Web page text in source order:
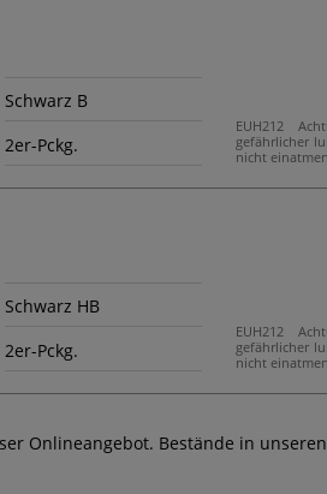
Schwarz B
2er-Pckg.
EUH212
gefährlicher
nicht
Schwarz HB
2er-Pckg.
EUH212
gefährlicher
nicht
Onlineangebot. Bestände in